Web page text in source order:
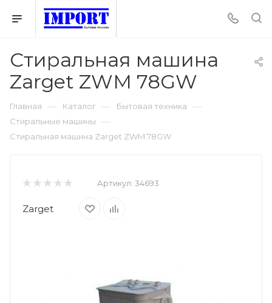
Стиральная машина
Zarget ZWM 78GW
Главная — Каталог — Бытовая техника —
Стиральные машины —
Стиральная машина Zarget ZWM 78GW
Артикул: 34693
Zarget